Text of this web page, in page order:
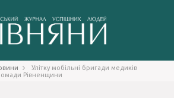
Улітку мобільні бригади медиків
Рівненщини